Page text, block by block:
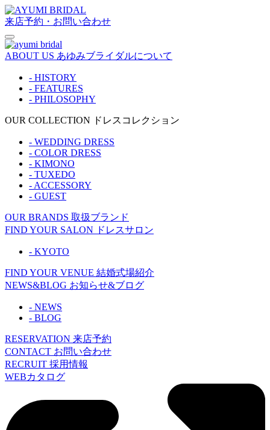
来店予約・お問い合わせ
ABOUT US あゆみブライダルについて
- HISTORY
- FEATURES
- PHILOSOPHY
OUR COLLECTION ドレスコレクション
- WEDDING DRESS
- COLOR DRESS
- KIMONO
- TUXEDO
- ACCESSORY
- GUEST
OUR BRANDS 取扱ブランド
FIND YOUR SALON ドレスサロン
- KYOTO
FIND YOUR VENUE 結婚式場紹介
NEWS&BLOG お知らせ&ブログ
- NEWS
- BLOG
RESERVATION 来店予約
CONTACT お問い合わせ
RECRUIT 採用情報
WEBカタログ